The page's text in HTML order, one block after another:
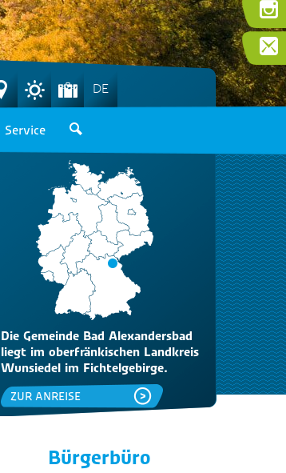
Service
DE
Die Gemeinde Bad Alexandersbad
liegt im oberfränkischen Landkreis
Wunsiedel im Fichtelgebirge.
ZUR ANREISE
Bürgerbüro